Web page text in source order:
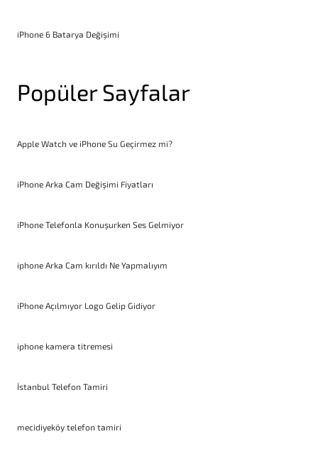
iPhone 6 Batarya Değişimi
Popüler Sayfalar
Apple Watch ve iPhone Su Geçirmez mi?
iPhone Arka Cam Değişimi Fiyatları
iPhone Telefonla Konuşurken Ses Gelmiyor
iphone Arka Cam kırıldı Ne Yapmalıyım
iPhone Açılmıyor Logo Gelip Gidiyor
iphone kamera titremesi
İstanbul Telefon Tamiri
mecidiyeköy telefon tamiri